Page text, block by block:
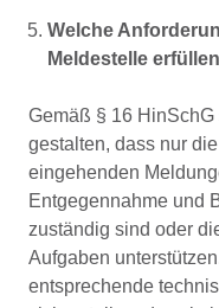
Welche
Meldestelle
Gemäß § 16
gestalten, dass nur
eingehenden
Entgegennahme und
zuständig sind oder
Aufgaben
entsprechende